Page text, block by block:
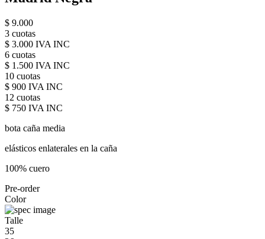
$ 9.000
3 cuotas
$ 3.000 IVA INC
6 cuotas
$ 1.500 IVA INC
10 cuotas
$ 900 IVA INC
12 cuotas
$ 750 IVA INC
bota caña media
elásticos enlaterales en la caña
100% cuero
Pre-order
Color
Talle
35